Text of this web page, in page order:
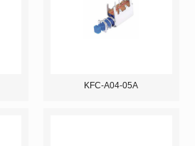
KFC-A04-05A